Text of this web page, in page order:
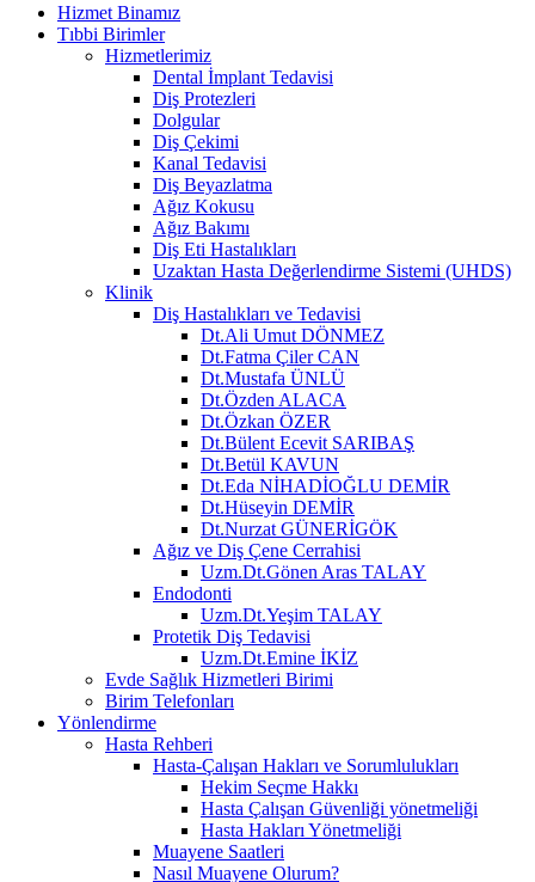
Hizmet Binamız
Tıbbi Birimler
Hizmetlerimiz
Dental İmplant Tedavisi
Diş Protezleri
Dolgular
Diş Çekimi
Kanal Tedavisi
Diş Beyazlatma
Ağız Kokusu
Ağız Bakımı
Diş Eti Hastalıkları
Uzaktan Hasta Değerlendirme Sistemi (UHDS)
Klinik
Diş Hastalıkları ve Tedavisi
Dt.Ali Umut DÖNMEZ
Dt.Fatma Çiler CAN
Dt.Mustafa ÜNLÜ
Dt.Özden ALACA
Dt.Özkan ÖZER
Dt.Bülent Ecevit SARIBAŞ
Dt.Betül KAVUN
Dt.Eda NİHADİOĞLU DEMİR
Dt.Hüseyin DEMİR
Dt.Nurzat GÜNERİGÖK
Ağız ve Diş Çene Cerrahisi
Uzm.Dt.Gönen Aras TALAY
Endodonti
Uzm.Dt.Yeşim TALAY
Protetik Diş Tedavisi
Uzm.Dt.Emine İKİZ
Evde Sağlık Hizmetleri Birimi
Birim Telefonları
Yönlendirme
Hasta Rehberi
Hasta-Çalışan Hakları ve Sorumlulukları
Hekim Seçme Hakkı
Hasta Çalışan Güvenliği yönetmeliği
Hasta Hakları Yönetmeliği
Muayene Saatleri
Nasıl Muayene Olurum?